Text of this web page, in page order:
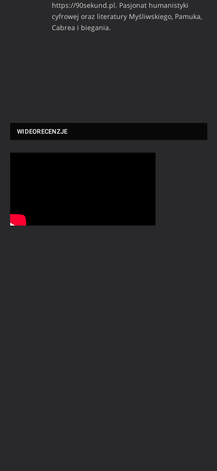
https://90sekund.pl. Pasjonat humanistyki
cyfrowej oraz literatury Myśliwskiego, Pamuka,
Cabrea i biegania.
WIDEORECENZJE